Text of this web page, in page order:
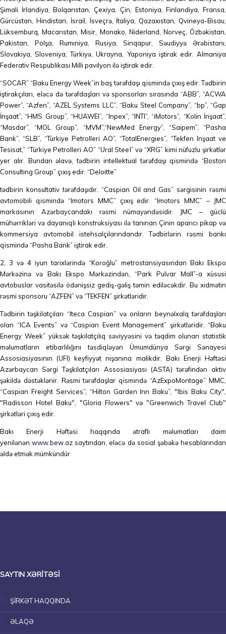
Şimali İrlandiya, Bolqarıstan, Çexiya, Çin, Estoniya, Finlandiya, Fransa,
Gürcüstan, Hindistan, İsrail, İsveçrə, İtaliya, Qazaxıstan, Qvineya-Bisau,
Lüksemburq, Macarıstan, Misir, Monako, Niderland, Norveç, Özbəkistan,
Pakistan, Polşa, Rumıniya, Rusiya, Sinqapur, Səudiyyə Ərəbistanı,
Slovakiya, Sloveniya, Türkiyə, Ukrayna, Yaponiya iştirak edir. Almaniya
Federativ Respublikası Milli pavilyon ilə iştirak edir.
“SOCAR” “Baku Energy Week”in baş tərəfdaşı qismində çıxış edir. Tədbirin
iştirakçıları, eləcə də tərəfdaşları və sponsorları sırasında “ABB”, “ACWA
Power”, “Azfen”, “AZEL Systems LLC”, “Baku Steel Company”, “bp”, “Gap
İnşaat”, “HMS Group”, “HUAWEI”, “Inpex”, “INTI”, “iMotors”, “Kolin İnşaat”,
“Masdar”, “MOL Group”, “MVM”,“NewMed Energy”, “Saipem”, “Pasha
Bank”, “SLB”, “Türkiye Petrolleri AO”, “TotalEnergies”, “Tekfen Inşaat ve
Tesisat,” “Türkiye Petrolleri AO” “Ural Steel” və “XRG” kimi nüfuzlu şirkətlər
yer alır. Bundan əlavə, tədbirin intellektual tərəfdaşı qismində “Boston
Consulting Group” çıxış edir. “Deloitte”
tədbirin konsultativ tərəfdaşıdır. “Caspian Oil and Gas” sərgisinin rəsmi
avtomobili qismində “Imotors MMC” çıxış edir. “Imotors MMC” – JMC
markasının Azərbaycandakı rəsmi nümayəndəsidir. JMC – güclü
mühərrikləri və dayanıqlı konstruksiyası ilə tanınan Çinin aparıcı pikap və
kommersiya avtomobil istehsalçılarındandır. Tədbirlərin rəsmi bankı
qismində “Pasha Bank” iştirak edir.
2, 3 və 4 iyun tarixlərində “Koroğlu” metrostansiyasından Bakı Ekspo
Mərkəzinə və Bakı Ekspo Mərkəzindən, “Park Pulvar Mall”-a xüsusi
avtobuslar vasitəsilə ödənişsiz gediş-gəliş təmin ediləcəkdir. Bu xidmətin
rəsmi sponsoru “AZFEN” və “TEKFEN” şirkətləridir.
Tədbirin təşkilatçıları “Iteca Caspian” və onların beynəlxalq tərəfdaşları
olan “ICA Events” və “Caspian Event Management” şirkətləridir. “Baku
Energy Week” yüksək təşkilatçılıq səviyyəsini və təqdim olunan statistik
məlumatların etibarlılığını təsdiqləyən Ümumdünya Sərgi Sənayesi
Assosiasiyasının (UFI) keyfiyyət nişanına malikdir. Bakı Enerji Həftəsi
Azərbaycan Sərgi Təşkilatçıları Assosiasiyası (ASTA) tərəfindən aktiv
şəkildə dəstəklənir. Rəsmi tərəfdaşlar qismində “AzExpoMontage” MMC,
“Caspian Freight Services”, “Hilton Garden Inn Baku”, "Ibis Baku City",
"Radisson Hotel Baku", "Gloria Flowers" və "Greenwich Travel Club"
şirkətləri çıxış edir.
Bakı Enerji Həftəsi haqqında ətraflı məlumatları daim
yenilənən www.bew.az saytından, eləcə də sosial şəbəkə hesablarından
əldə etmək mümkündür
SAYTIN XƏRITƏSI
ŞİRKƏT HAQQINDA
ƏLAQƏ